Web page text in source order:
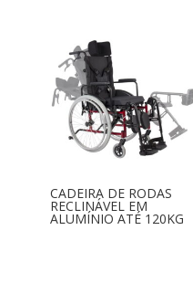
CADEIRA DE RODAS
RECLINÁVEL EM
ALUMÍNIO ATÉ 120KG